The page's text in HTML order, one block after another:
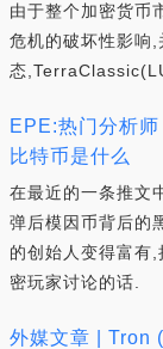
由于整个加密货币
危机的破坏性影响
态
EPE:热门分析
比特币是什么
在最近的一条推文
弹后模因币背后的
的创始人变得富有
密玩家讨论的话.
外媒文章 | Tron